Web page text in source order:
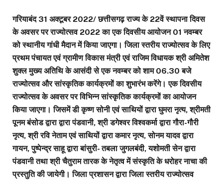
गरियाबंद 31 अक्टूबर 2022/ छत्तीसगढ़ राज्य के 22वें स्थापना दिवस
के अवसर पर राज्योत्सव 2022 का एक दिवसीय आयोजन 01 नवम्बर
को स्थानीय गांधी मैदान में किया जाएगा। जिला स्तरीय राज्योत्सव के लिए
प्रथम पंचायत एवं ग्रामीण विकास मंत्री एवं राजिम विधायक श्री अमितेश
शुक्ल मुख्य अतिथि के आसंदी से एक नवम्बर को शाम 06.30 बजे
राज्योत्सव और सांस्कृतिक कार्यक्रमों का शुभारंभ करेंगे। एक दिवसीय
राज्योत्सव के अवसर पर विभिन्न सांस्कृतिक कार्यक्रमों का आयोजन
किया जाएगा। जिसमें डी कृष्ण सोनी एवं साथियों द्वारा घुमरा नृत्य, श्रीमती
पूनम बंसोड द्वारा द्वारा पंडवानी, श्री डगेश्वर विश्वकर्मा द्वारा गौरा-गौरी
नृत्य, श्री रवि नेताम एवं साथियों द्वारा कमार नृत्य, सोनम यादव द्वारा
गायन, पुष्पेन्द्र साहू द्वारा बांसुरी- तबला जुगलबंदी, यशोमती सेन द्वारा
पंडवानी तथा श्री चैतुराम तारक के नेतृत्व में संस्कृति के धरोहर नाचा की
प्रस्तुति की जायेगी। जिला प्रशासन द्वारा जिला स्तरीय राज्योत्सव